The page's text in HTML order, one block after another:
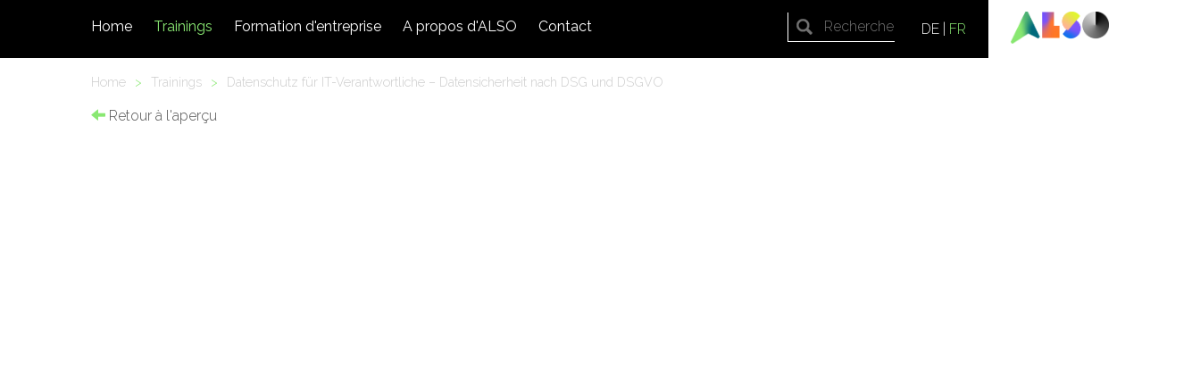
DE FR
Home Trainings Formation d'entreprise A propos d'ALSO Contact
Home > Trainings > Datenschutz für IT-Verantwortliche – Datensicherheit nach DSG und DSGVO
Retour à l'aperçu